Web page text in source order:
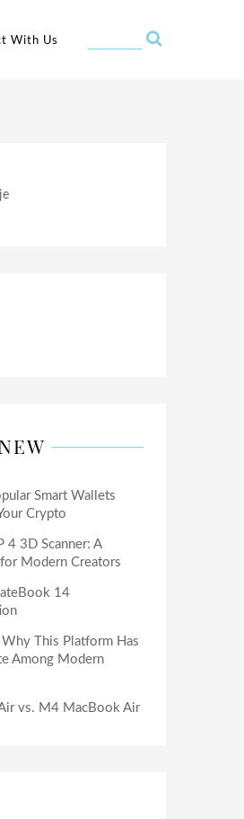
With Us
NEW
Smart Wallets
Crypto
4 3D Scanner: A
Modern Creators
14
This Platform Has
Among Modern
vs. M4 MacBook Air